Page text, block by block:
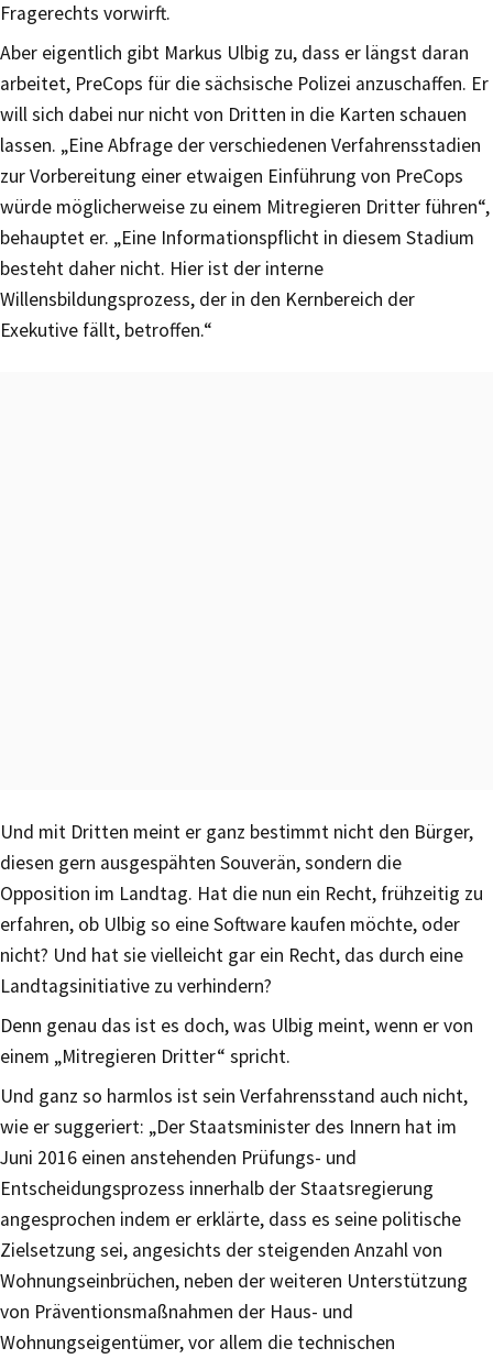
Fragerechts vorwirft.
Aber eigentlich gibt Markus Ulbig zu, dass er längst daran
arbeitet, PreCops für die sächsische Polizei anzuschaffen. Er
will sich dabei nur nicht von Dritten in die Karten schauen
lassen. „Eine Abfrage der verschiedenen Verfahrensstadien
zur Vorbereitung einer etwaigen Einführung von PreCops
würde möglicherweise zu einem Mitregieren Dritter führen“,
behauptet er. „Eine Informationspflicht in diesem Stadium
besteht daher nicht. Hier ist der interne
Willensbildungsprozess, der in den Kernbereich der
Exekutive fällt, betroffen.“
Und mit Dritten meint er ganz bestimmt nicht den Bürger,
diesen gern ausgespähten Souverän, sondern die
Opposition im Landtag. Hat die nun ein Recht, frühzeitig zu
erfahren, ob Ulbig so eine Software kaufen möchte, oder
nicht? Und hat sie vielleicht gar ein Recht, das durch eine
Landtagsinitiative zu verhindern?
Denn genau das ist es doch, was Ulbig meint, wenn er von
einem „Mitregieren Dritter“ spricht.
Und ganz so harmlos ist sein Verfahrensstand auch nicht,
wie er suggeriert: „Der Staatsminister des Innern hat im
Juni 2016 einen anstehenden Prüfungs- und
Entscheidungsprozess innerhalb der Staatsregierung
angesprochen indem er erklärte, dass es seine politische
Zielsetzung sei, angesichts der steigenden Anzahl von
Wohnungseinbrüchen, neben der weiteren Unterstützung
von Präventionsmaßnahmen der Haus- und
Wohnungseigentümer, vor allem die technischen